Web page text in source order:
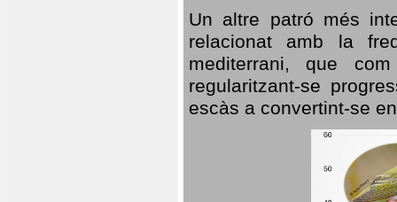
Un altre patró més
relacionat amb la
mediterrani, que
regularitzant-se
escàs a convertint-se